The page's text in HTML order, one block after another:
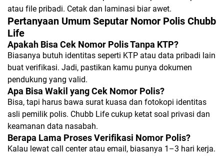
atau file pribadi. Cetak dan laminasi biar awet.
Pertanyaan Umum Seputar Nomor Polis Chubb
Life
Apakah Bisa Cek Nomor Polis Tanpa KTP?
Biasanya butuh identitas seperti KTP atau data pribadi lain
buat verifikasi. Jadi, pastikan kamu punya dokumen
pendukung yang valid.
Apa Bisa Wakil yang Cek Nomor Polis?
Bisa, tapi harus bawa surat kuasa dan fotokopi identitas
asli pemilik polis. Chubb Life cukup ketat soal privasi dan
keamanan data nasabah.
Berapa Lama Proses Verifikasi Nomor Polis?
Kalau lewat call center atau email, biasanya 1–3 hari kerja.